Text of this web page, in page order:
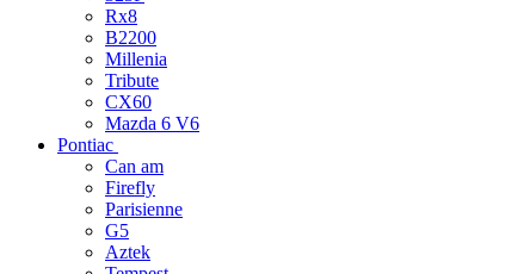
Rx8
B2200
Millenia
Tribute
CX60
Mazda 6 V6
Pontiac
Can am
Firefly
Parisienne
G5
Aztek